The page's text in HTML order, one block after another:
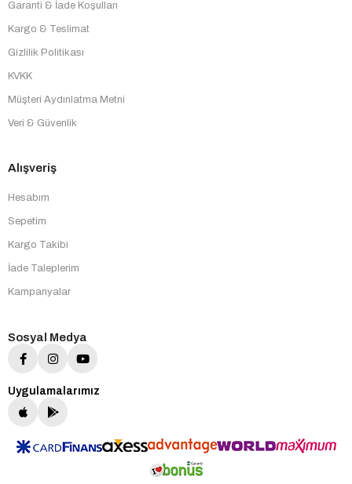
Garanti & İade Koşulları
Kargo & Teslimat
Gizlilik Politikası
KVKK
Müşteri Aydınlatma Metni
Veri & Güvenlik
Alışveriş
Hesabım
Sepetim
Kargo Takibi
İade Taleplerim
Kampanyalar
Sosyal Medya
Uygulamalarımız